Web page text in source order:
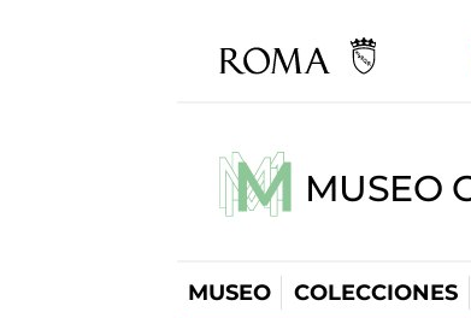
MUSEO
MUSEO COLECCIONES